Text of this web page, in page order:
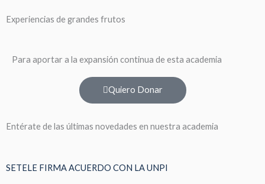
Experiencias de grandes frutos
Para aportar a la expansión continua de esta academia
Quiero Donar
Entérate de las últimas novedades en nuestra academia
SETELE FIRMA ACUERDO CON LA UNPI